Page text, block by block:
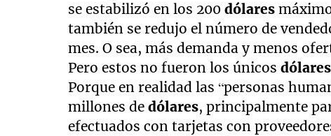
se estabilizó en los 200dólares
también se redujo el número de
mes. O sea, más demanda y menos
Pero estos no fueron los únicosdólares
Porque en realidad las “personas
millones dedólares, principalmente
efectuados con tarjetas con